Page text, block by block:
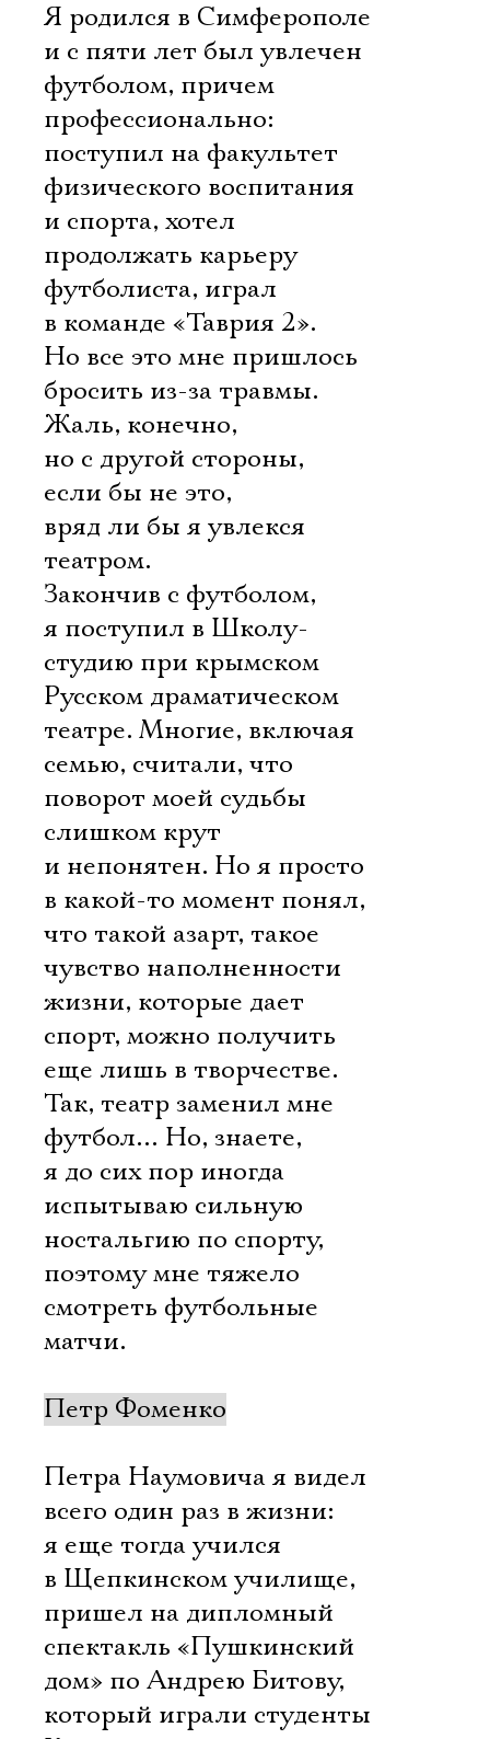
Я родился в Симферополе
и с пяти лет был увлечен
футболом, причем
профессионально:
поступил на факультет
физического воспитания
и спорта, хотел
продолжать карьеру
футболиста, играл
в команде «Таврия 2».
Но все это мне пришлось
бросить из-за травмы.
Жаль, конечно,
но с другой стороны,
если бы не это,
вряд ли бы я увлекся
театром.
Закончив с футболом,
я поступил в Школу-
студию при крымском
Русском драматическом
театре. Многие, включая
семью, считали, что
поворот моей судьбы
слишком крут
и непонятен. Но я просто
в какой-то момент понял,
что такой азарт, такое
чувство наполненности
жизни, которые дает
спорт, можно получить
еще лишь в творчестве.
Так, театр заменил мне
футбол… Но, знаете,
я до сих пор иногда
испытываю сильную
ностальгию по спорту,
поэтому мне тяжело
смотреть футбольные
матчи.
Петр Фоменко
Петра Наумовича я видел
всего один раз в жизни:
я еще тогда учился
в Щепкинском училище,
пришел на дипломный
спектакль «Пушкинский
дом» по Андрею Битову,
который играли студенты